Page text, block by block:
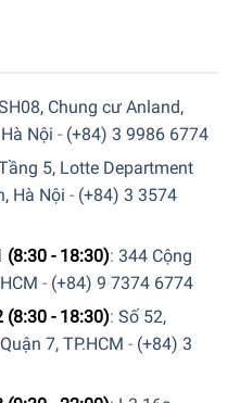
đĩa nhỏ, cốc, và ly
hơn, phù hợp cho nồi,
chứa rácđược tích hợp
thêm muối.
và sạch sẽ.
04 có sức chứa8 bộ chén
2 bữa ăn của gia đình Việt.
1500W, tiêu thụ 8 lít nước
Chung cư Anland,
Nội - (+84) 3 9986 6774
5, Lotte Department
Hà Nội - (+84) 3 3574
(8:30 - 18:30): 344 Cộng
- (+84) 9 7374 6774
(8:30 - 18:30): Số 52,
7, TP.HCM - (+84) 3